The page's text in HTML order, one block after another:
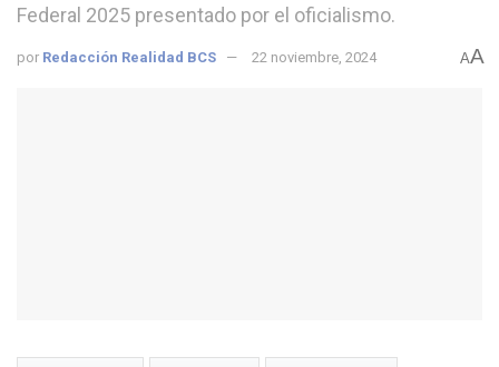
Federal 2025 presentado por el oficialismo.
por Redacción Realidad BCS 22 noviembre, 2024 AA